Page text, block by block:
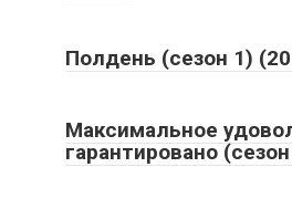
Полдень (сезон 1)
Максимальное
гарантировано